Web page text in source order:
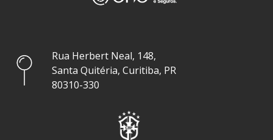
Rua Herbert Neal, 148,
Santa Quitéria, Curitiba, PR
80310-330